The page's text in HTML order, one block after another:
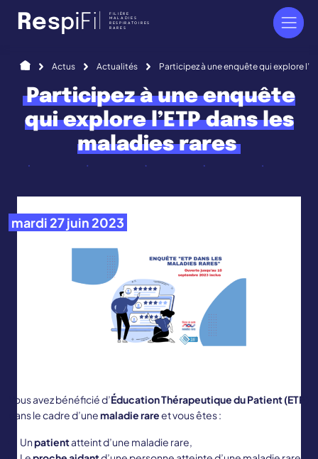
RespiFi FILIÈRE
MALADIES
RESPIRATOIRES
RARES
AccueilActus Actualités Participez à une enquête qui explore
Participez à une enquête
qui explore l’ETP dans les
maladies rares
mardi 27 juin 2023
Vous avez bénéficié d’Éducation Thérapeutique du Patient (ETP)
dans le cadre d’unemaladie rareet vous êtes :
Unpatientatteint d’une maladie rare,